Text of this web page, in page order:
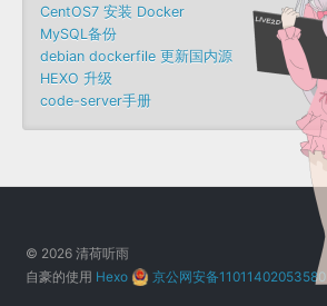
CentOS7 安装 Docker
MySQL备份
debian dockerfile 更新国内源
HEXO 升级
code-server手册
© 2026 清荷听雨
自豪的使用 Hexo 京公网安备11011402053580